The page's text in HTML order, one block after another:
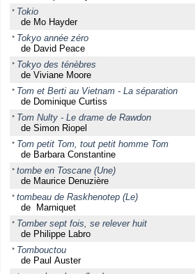
Tokio
de Mo Hayder
Tokyo année zéro
de David Peace
Tokyo des ténèbres
de Viviane Moore
Tom et Berti au Vietnam - La séparation
de Dominique Curtiss
Tom Nulty - Le drame de Rawdon
de Simon Riopel
Tom petit Tom, tout petit homme Tom
de Barbara Constantine
tombe en Toscane (Une)
de Maurice Denuzière
tombeau de Raskhenotep (Le)
de Marniquet
Tomber sept fois, se relever huit
de Philippe Labro
Tombouctou
de Paul Auster